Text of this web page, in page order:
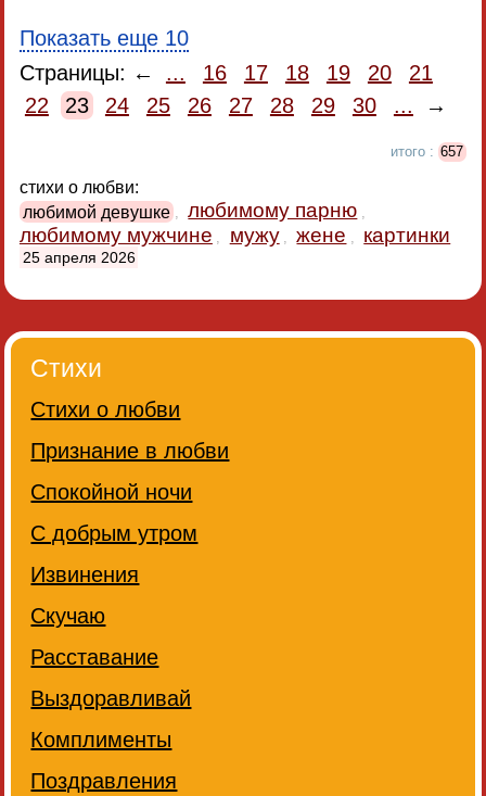
Показать еще 10
Страницы: ←
... 16 17 18 19 20
21
22
23 24 25 26 27 28 29 30 ... →
итого : 657
стихи о любви:
любимой девушке , любимому парню ,
любимому мужчине , мужу , жене , картинки
25 апреля 2026
Стихи
Стихи о любви
Признание в любви
Спокойной ночи
С добрым утром
Извинения
Скучаю
Расставание
Выздоравливай
Комплименты
Поздравления